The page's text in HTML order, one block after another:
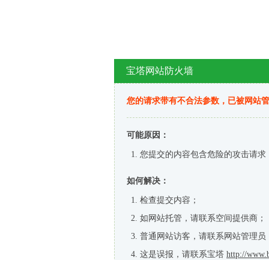
宝塔网站防火墙
您的请求带有不合法参数，已被网站
可能原因：
您提交的内容包含危险的攻击请求
如何解决：
检查提交内容；
如网站托管，请联系空间提供商；
普通网站访客，请联系网站管理员
这是误报，请联系宝塔 http://